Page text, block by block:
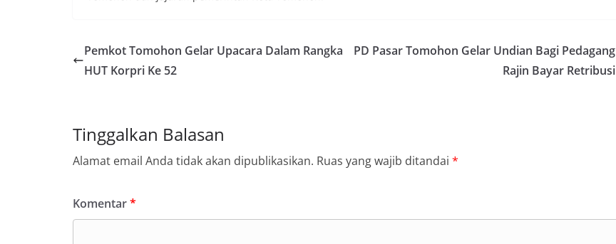
Pemkot Tomohon Gelar Upacara Dalam Rangka
HUT Korpri Ke 52
PD Pasar Tomohon Gelar Undian Bagi Pedagang
Rajin Bayar Retribusi
Tinggalkan Balasan
Alamat email Anda tidak akan dipublikasikan. Ruas yang wajib ditandai *
Komentar*